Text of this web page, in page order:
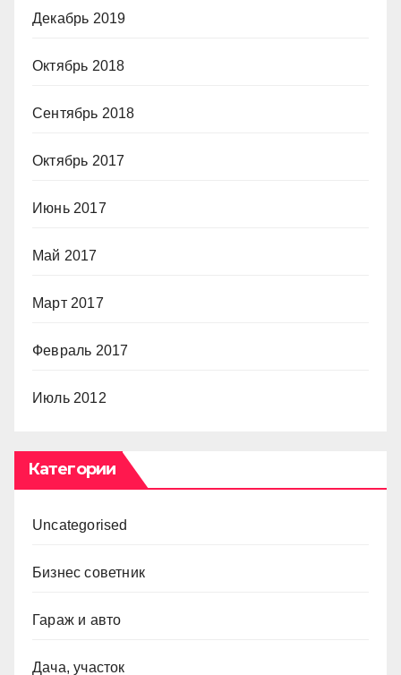
Декабрь 2019
Октябрь 2018
Сентябрь 2018
Октябрь 2017
Июнь 2017
Май 2017
Март 2017
Февраль 2017
Июль 2012
Категории
Uncategorised
Бизнес советник
Гараж и авто
Дача, участок